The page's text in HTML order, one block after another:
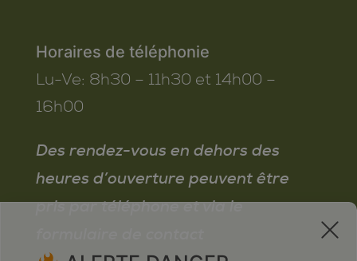
Horaires de téléphonie
Lu-Ve: 8h30 – 11h30 et 14h00 –
16h00
Des rendez-vous en dehors des
heures d’ouverture peuvent être
pris par téléphone et via le
x